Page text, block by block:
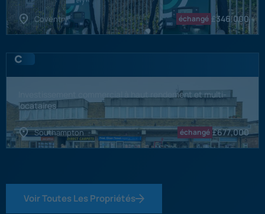
Coventry échangé £346,000
Investissement commercial à haut rendement et multi-
locataires
Southampton échangé £677,000
Voir Toutes Les Propriétés